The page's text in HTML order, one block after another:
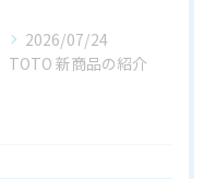
2026/07/24
TOTO 新商品の紹介